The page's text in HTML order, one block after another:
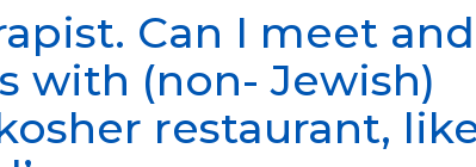
Can I meet and
with (non- Jewish)
restaurant,